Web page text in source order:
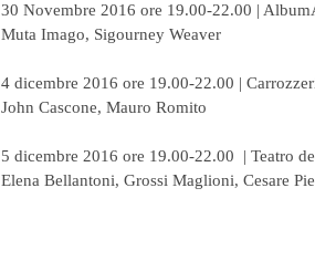
30 Novembre 2016 ore 19.00-22.00 |
Muta Imago, Sigourney Weaver
4 dicembre 2016 ore 19.00-22.00 |
John Cascone, Mauro Romito
5 dicembre 2016 ore 19.00-22.00  | Teatro
Elena Bellantoni, Grossi Maglioni, Cesare